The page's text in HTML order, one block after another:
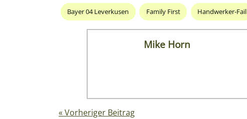
Bayer 04 Leverkusen Family First Handwerker-Fail
Mike Horn
« Vorheriger Beitrag